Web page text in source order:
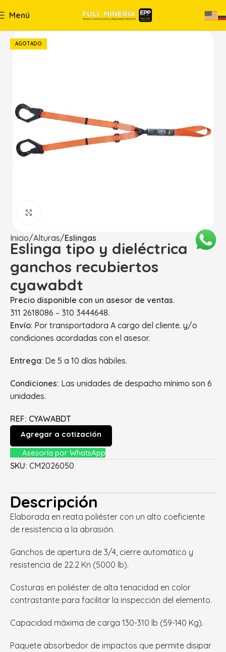
Menú
AGOTADO
Inicio Alturas Eslingas
Eslinga tipo y dieléctrica
ganchos recubiertos
cyawabdt
Precio disponible con un asesor de ventas.
311 2618086 – 310 3444648.
Envío: Por transportadora A cargo del cliente. y/o
condiciones acordadas con el asesor.
Entrega: De 5 a 10 días hábiles.
Condiciones: Las unidades de despacho mínimo son 6
unidades.
REF: CYAWABDT
Agregar a cotización
Asesoría por WhatsApp
SKU: CM2026050
Descripción
Elaborada en reata poliéster con un alto coeficiente
de resistencia a la abrasión.
Ganchos de apertura de 3/4, cierre automático y
resistencia de 22.2 Kn (5000 lb).
Costuras en poliéster de alta tenacidad en color
contrastante para facilitar la inspección del elemento.
Capacidad máxima de carga 130-310 lb (59-140 Kg).
Paquete absorbedor de impactos que permite disipar